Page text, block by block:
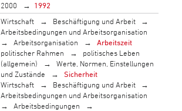
2000
1992
Wirtschaft
Beschäftigung und Arbeit
Arbeitsbedingungen und Arbeitsorganisation
Arbeitsorganisation
Arbeitszeit
politischer Rahmen
politisches Leben
(allgemein)
Werte, Normen, Einstellungen
und Zustände
Sicherheit
Wirtschaft
Beschäftigung und Arbeit
Arbeitsbedingungen und Arbeitsorganisation
Arbeitsbedingungen